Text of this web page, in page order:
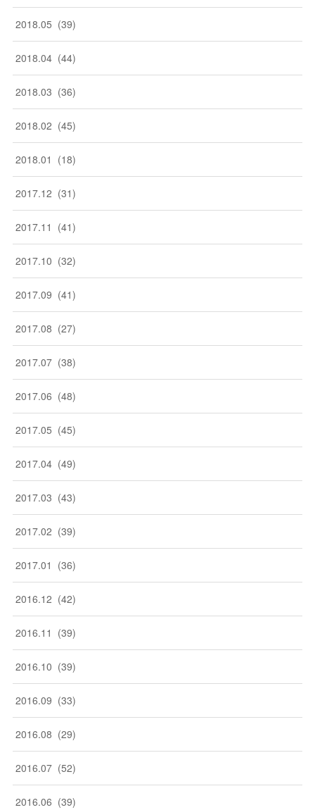
2018.05 (39)
2018.04 (44)
2018.03 (36)
2018.02 (45)
2018.01 (18)
2017.12 (31)
2017.11 (41)
2017.10 (32)
2017.09 (41)
2017.08 (27)
2017.07 (38)
2017.06 (48)
2017.05 (45)
2017.04 (49)
2017.03 (43)
2017.02 (39)
2017.01 (36)
2016.12 (42)
2016.11 (39)
2016.10 (39)
2016.09 (33)
2016.08 (29)
2016.07 (52)
2016.06 (39)